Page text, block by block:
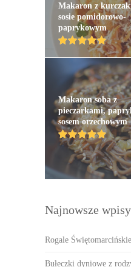
Makaron z
sosie pomidorowo-
paprykowym
Makaron soba z
pieczarkami,
sosem orzechowym
Najnowsze wpisy
Rogale Świętomarcińskie
Bułeczki dyniowe z